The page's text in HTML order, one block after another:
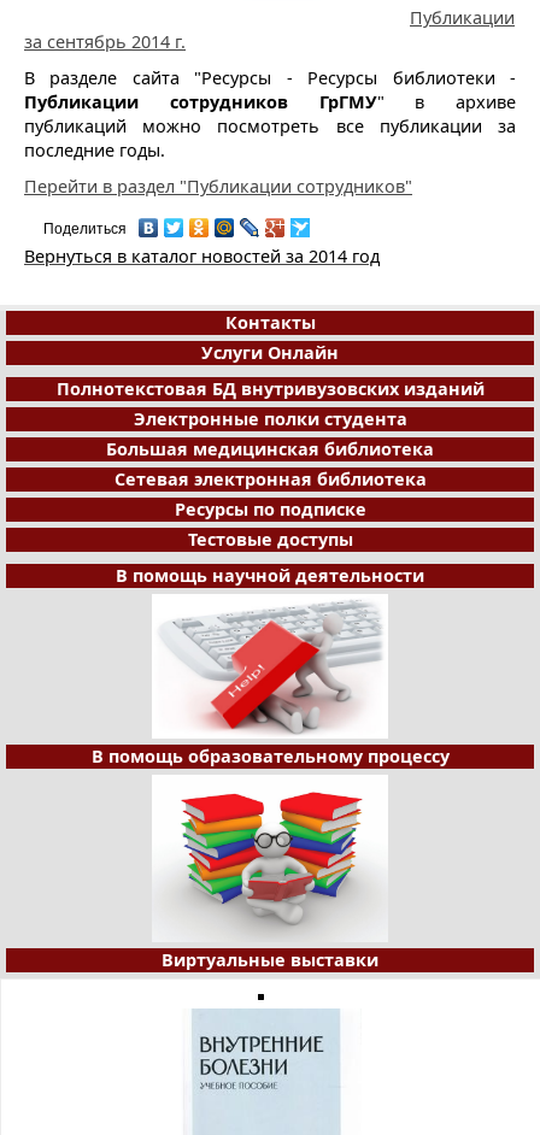
Публикации
за сентябрь 2014 г.
В разделе сайта "Ресурсы - Ресурсы библиотеки -
Публикации сотрудников ГрГМУ" в архиве
публикаций можно посмотреть все публикации за
последние годы.
Перейти в раздел "Публикации сотрудников"
Поделиться
Вернуться в каталог новостей за 2014 год
Контакты
Услуги Онлайн
Полнотекстовая БД внутривузовских изданий
Электронные полки студента
Большая медицинская библиотека
Сетевая электронная библиотека
Ресурсы по подписке
Тестовые доступы
В помощь научной деятельности
В помощь образовательному процессу
Виртуальные выставки